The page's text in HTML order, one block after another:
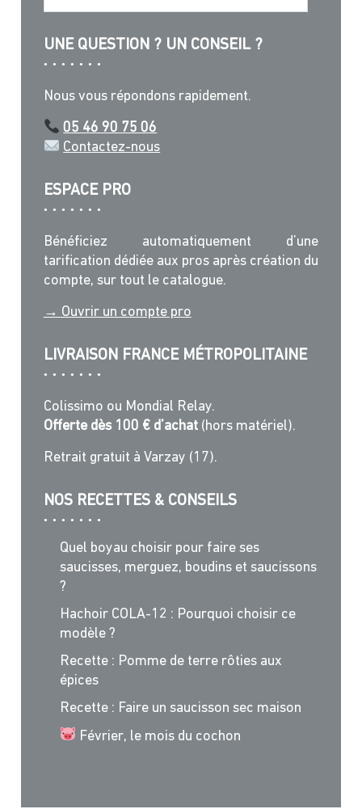
UNE QUESTION ? UN CONSEIL ?
Nous vous répondons rapidement.
05 46 90 75 06
Contactez-nous
ESPACE PRO
Bénéficiez automatiquement d’une
tarification dédiée aux pros après création du
compte, sur tout le catalogue.
→ Ouvrir un compte pro
LIVRAISON FRANCE MÉTROPOLITAINE
Colissimo ou Mondial Relay.
Offerte dès 100 € d’achat (hors matériel).
Retrait gratuit à Varzay (17).
NOS RECETTES & CONSEILS
Quel boyau choisir pour faire ses
saucisses, merguez, boudins et saucissons
?
Hachoir COLA-12 : Pourquoi choisir ce
modèle ?
Recette : Pomme de terre rôties aux
épices
Recette : Faire un saucisson sec maison
Février, le mois du cochon